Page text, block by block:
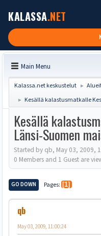
KALASSA.NET
Main Menu
Kalassa.net keskustelut ►
► Kesällä kalastusmatkalle
Kesällä
Länsi-Suomen
Started by qb, May 03, 2009,
0 Members and 1 Guest are
GO DOWN Pages 1
qb
May 03, 2009, 11:00:24